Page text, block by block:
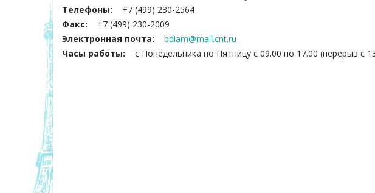
Телефоны: +7 (499) 230-2564
Факс: +7 (499) 230-2009
Электронная почта:
bdiam@mail.cnt.ru
Часы работы: с Понедельника по Пятницу с 09.00 по 17.00 (перерыв с